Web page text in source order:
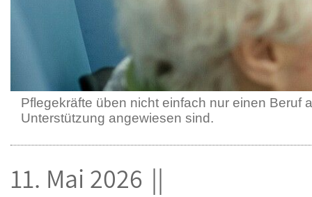
Pflegekräfte üben nicht einfach nur einen Beruf
Unterstützung angewiesen sind.
11. Mai 2026